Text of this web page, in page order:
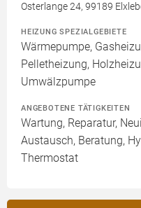
Osterlange 24, 99189
HEIZUNG SPEZIALGEBIETE
Wärmepumpe,
Pelletheizung,
Umwälzpumpe
ANGEBOTENE TÄTIGKEITEN
Wartung, Reparatur,
Austausch, Beratung,
Thermostat